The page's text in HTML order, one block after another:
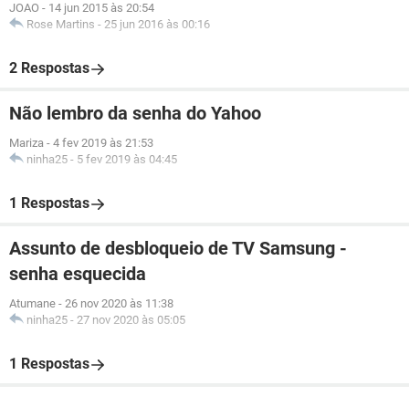
JOAO - 14 jun 2015 às 20:54
Rose Martins - 25 jun 2016 às 00:16
2 Respostas
Não lembro da senha do Yahoo
Mariza - 4 fev 2019 às 21:53
ninha25 - 5 fev 2019 às 04:45
1 Respostas
Assunto de desbloqueio de TV Samsung -
senha esquecida
Atumane - 26 nov 2020 às 11:38
ninha25 - 27 nov 2020 às 05:05
1 Respostas